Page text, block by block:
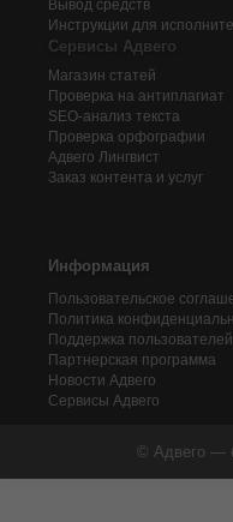
Вывод средств
Инструкции для
Сервисы Адвего
Магазин статей
Проверка на антиплагиат
SEO-анализ текста
Проверка орфографии
Адвего Лингвист
Заказ контента и услуг
Информация
Пользовательское
Политика
Поддержка пользователей
Партнерская программа
Новости Адвего
Сервисы Адвего
© Адвего —